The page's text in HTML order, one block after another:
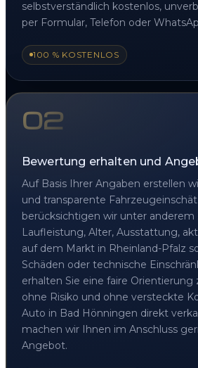
selbstverständlich kostenlos,
per Formular, Telefon oder
100 % KOSTENLOS
02
Bewertung erhalten und
Auf Basis Ihrer Angaben erstellen
und transparente
berücksichtigen wir unter anderem
Laufleistung, Alter, Ausstattung,
auf dem Markt in Rheinland-Pfalz
Schäden oder technische
erhalten Sie eine faire
ohne Risiko und ohne versteckte
Auto in Bad Hönningen direkt
machen wir Ihnen im Anschluss
Angebot.